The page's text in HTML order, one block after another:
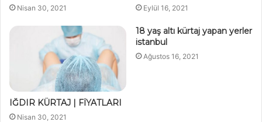
Nisan 30, 2021 Eylül 16, 2021
IĞDIR KÜRTAJ | FİYATLARI
Nisan 30, 2021
18 yaş altı kürtaj yapan yerler
istanbul
Ağustos 16, 2021